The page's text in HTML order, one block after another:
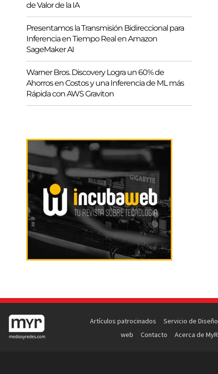
de Valor de la IA
Presentamos la Transmisión Bidireccional para
Inferencia en Tiempo Real en Amazon
SageMaker AI
Warner Bros. Discovery Logra un 60% de
Ahorros en Costos y una Inferencia de ML más
Rápida con AWS Graviton
Artículos patrocinados
Servicio de Diseño
web
Contacto Acerca de MyR